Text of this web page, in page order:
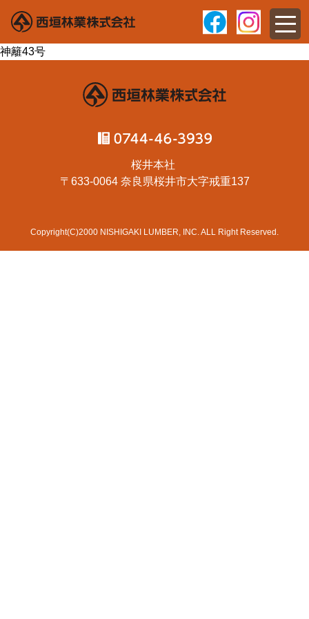
神籬43号
桜井本社
〒633-0064 奈良県桜井市大字戒重137
Copyright(C)2000 NISHIGAKI LUMBER, INC. ALL Right Reserved.